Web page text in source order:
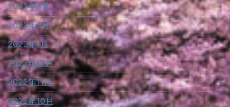
2023年3月
2023年2月
2023年1月
2022年12月
2022年11月
2022年10月